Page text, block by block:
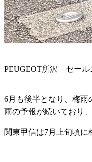
PEUGEOT所沢 セール
6月も後半となり、梅雨
雨の予報が続いており
関東甲信は7月上旬頃